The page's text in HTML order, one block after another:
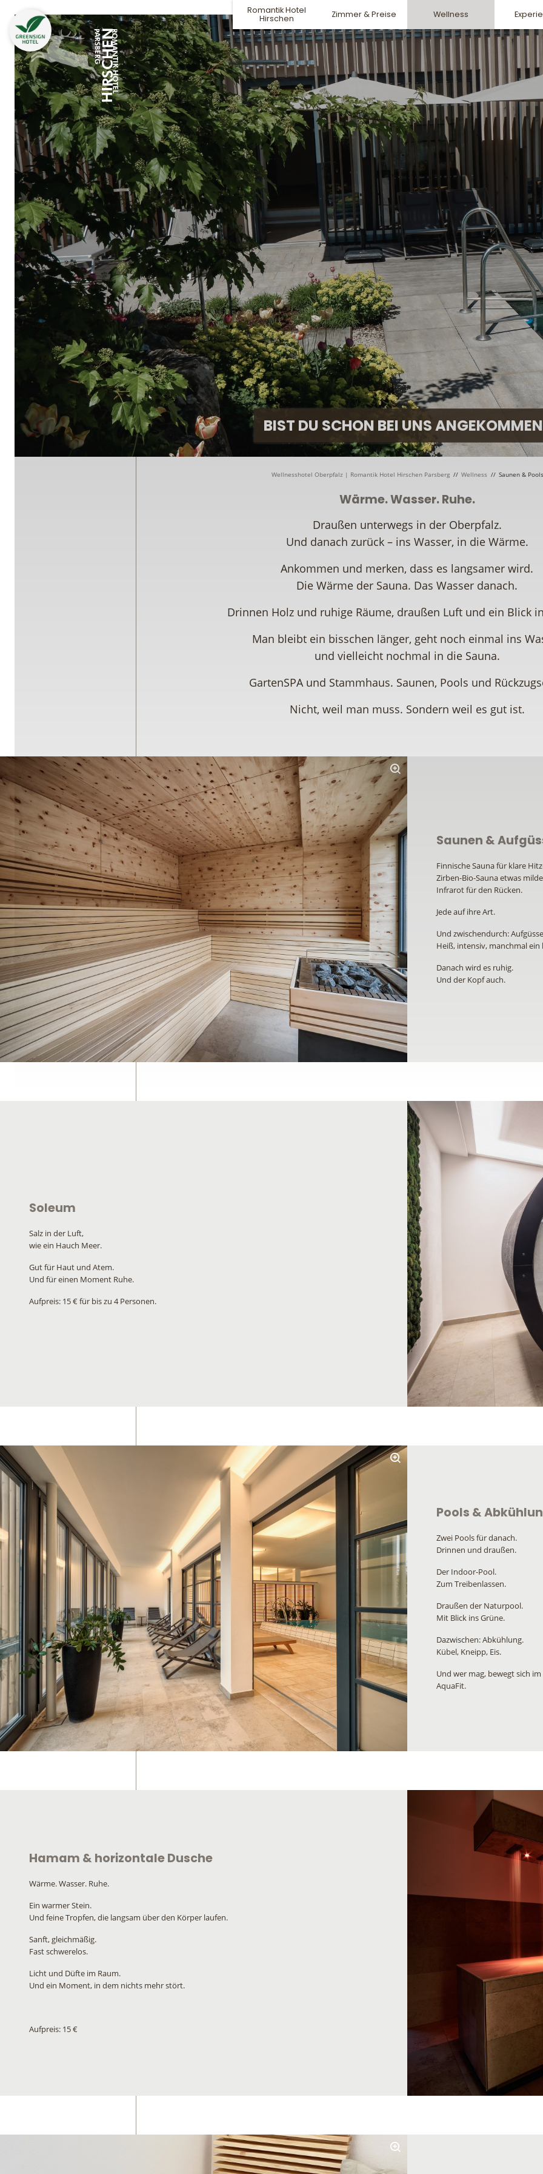
Romantik Hotel
Hirschen
Zimmer & Preise Wellness
BIST DU SCHON BEI UNS
Wellnesshotel Oberpfalz | Romantik Hotel Hirschen Parsberg // Wellness // Saunen & Pools
Wärme. Wasser. Ruhe.
Draußen unterwegs in der Oberpfalz.
Und danach zurück – ins Wasser, in die Wärme.
Ankommen und merken, dass es langsamer wird.
Die Wärme der Sauna. Das Wasser danach.
Drinnen Holz und ruhige Räume, draußen Luft und ein Blick
Man bleibt ein bisschen länger, geht noch einmal ins
und vielleicht nochmal in die Sauna.
GartenSPA und Stammhaus. Saunen, Pools und
Nicht, weil man muss. Sondern weil es gut ist.
Saunen &
Finnische Sauna für klare
Zirben-Bio-Sauna etwas
Infrarot für den Rücken.
Jede auf ihre Art.
Und zwischendurch:
Heiß, intensiv, manchmal ein
Danach wird es ruhig.
Und der Kopf auch.
Soleum
Salz in der Luft,
wie ein Hauch Meer.
Gut für Haut und Atem.
Und für einen Moment Ruhe.
Aufpreis: 15 € für bis zu 4 Personen.
Pools &
Zwei Pools für danach.
Drinnen und draußen.
Der Indoor-Pool.
Zum Treibenlassen.
Draußen der Naturpool.
Mit Blick ins Grüne.
Dazwischen: Abkühlung.
Kübel, Kneipp, Eis.
Und wer mag, bewegt sich im
AquaFit.
Hamam & horizontale Dusche
Wärme. Wasser. Ruhe.
Ein warmer Stein.
Und feine Tropfen, die langsam über den Körper laufen.
Sanft, gleichmäßig.
Fast schwerelos.
Licht und Düfte im Raum.
Und ein Moment, in dem nichts mehr stört.
Aufpreis: 15 €